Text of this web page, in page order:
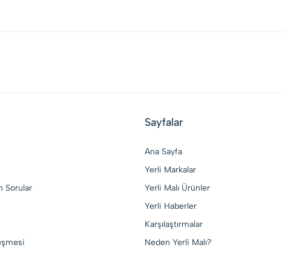
Sorular
Sayfalar
Ana Sayfa
Yerli Markalar
Yerli Malı Ürünler
Yerli Haberler
Karşılaştırmalar
Neden Yerli Malı?